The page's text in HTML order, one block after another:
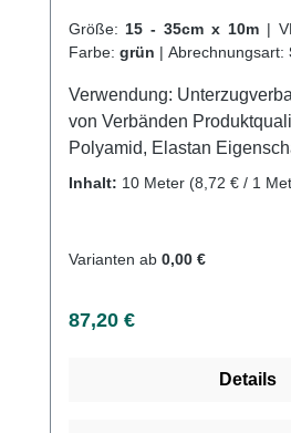
Fingerverletzungen und
seine Anpassungsfähigkeit,
Anwendung aus. Kaufen Sie
Fingerverband abgenäht
profitieren Sie von unserem
Versand und unserem
Größe: 15 - 35cm x 10m |
Farbe: grün | Abrechnungsart:
Verwendung:
von Verbänden Produktqualität:
Polyamid, Elastan
Extraweicher Frotte zum
schnelle Applikation. Kaufen Sie jetzt Frotte-
Versand und unserem
Inhalt: 10 Meter (8,72 € / 1
Varianten ab 0,00 €
Regulärer Preis:
87,20 €
Details